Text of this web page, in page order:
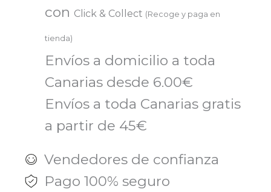
con Click & Collect (Recoge y paga en
tienda)
Envíos a domicilio a toda
Canarias desde 6.00€
Envíos a toda Canarias gratis
a partir de 45€
Vendedores de confianza
Pago 100% seguro